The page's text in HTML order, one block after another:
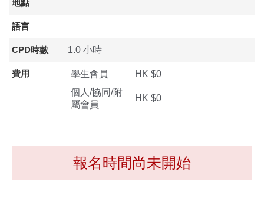
地點
語言
CPD時數 1.0 小時
費用 學生會員
HK $0
個人/協同/附
屬會員
HK $0
報名時間尚未開始